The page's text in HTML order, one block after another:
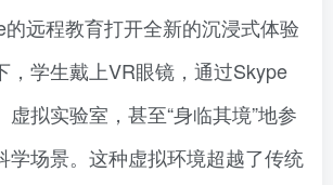
远程教育打开全新的沉浸式体验
，学生戴上VR眼镜，通过Skype
拟实验室，甚至“身临其境”地参
学场景。这种虚拟环境超越了传统